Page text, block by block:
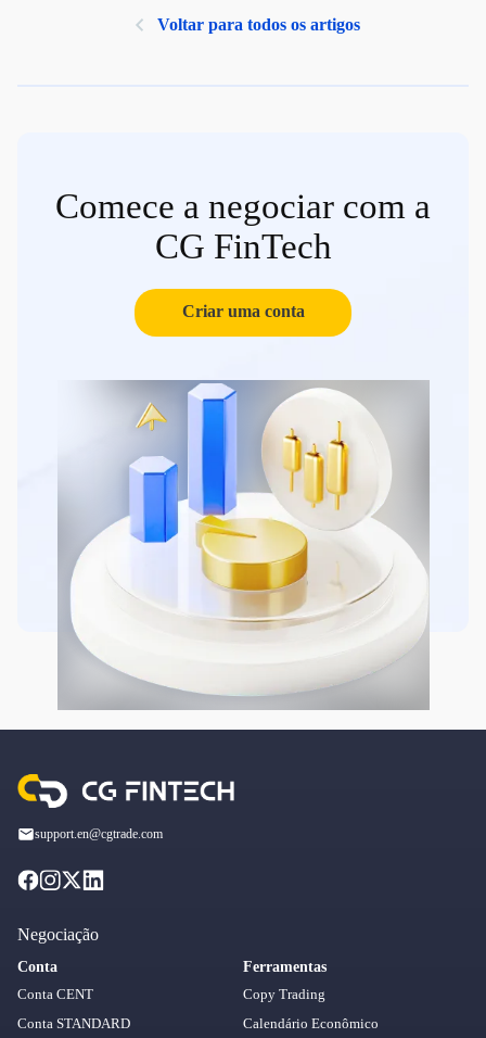
Voltar para todos os artigos
Comece a negociar com a
CG FinTech
Criar uma conta
support.en@cgtrade.com
Negociação
Conta
Conta CENT
Conta STANDARD
Ferramentas
Copy Trading
Calendário Econômico